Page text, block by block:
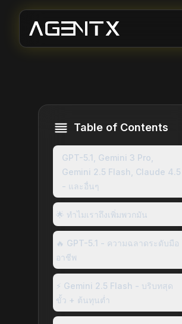
Table of Contents
GPT-5.1, Gemini 3 Pro,
Gemini 2.5 Flash, Claude 4.5
- และอื่นๆ
🌟 ทำไมเราถึงเพิ่มพวกมัน
🔥 GPT-5.1 - ความฉลาดระดับมือ
อาชีพ
⚡ Gemini 2.5 Flash - บริบทสุด
ขั้ว + ต้นทุนต่ำ